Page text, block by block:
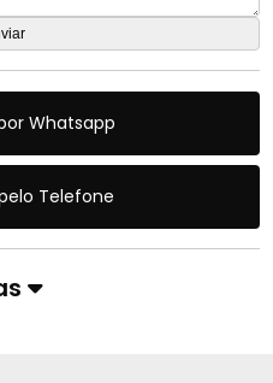
Whatsapp
Telefone